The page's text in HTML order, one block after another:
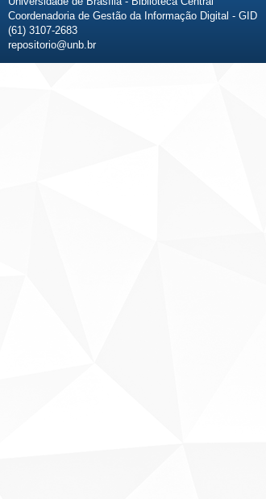
Coordenadoria de Gestão da Informação Digital - GID
(61) 3107-2683
repositorio@unb.br